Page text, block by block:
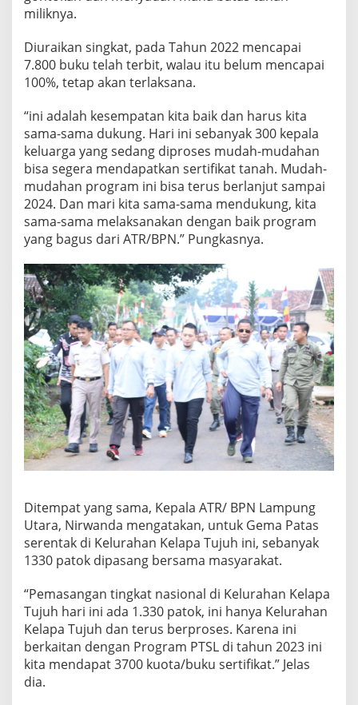
miliknya.
Diuraikan singkat, pada Tahun 2022 mencapai
7.800 buku telah terbit, walau itu belum mencapai
100%, tetap akan terlaksana.
“ini adalah kesempatan kita baik dan harus kita
sama-sama dukung. Hari ini sebanyak 300 kepala
keluarga yang sedang diproses mudah-mudahan
bisa segera mendapatkan sertifikat tanah. Mudah-
mudahan program ini bisa terus berlanjut sampai
2024. Dan mari kita sama-sama mendukung, kita
sama-sama melaksanakan dengan baik program
yang bagus dari ATR/BPN.” Pungkasnya.
Ditempat yang sama, Kepala ATR/ BPN Lampung
Utara, Nirwanda mengatakan, untuk Gema Patas
serentak di Kelurahan Kelapa Tujuh ini, sebanyak
1330 patok dipasang bersama masyarakat.
“Pemasangan tingkat nasional di Kelurahan Kelapa
Tujuh hari ini ada 1.330 patok, ini hanya Kelurahan
Kelapa Tujuh dan terus berproses. Karena ini
berkaitan dengan Program PTSL di tahun 2023 ini
kita mendapat 3700 kuota/buku sertifikat.” Jelas
dia.